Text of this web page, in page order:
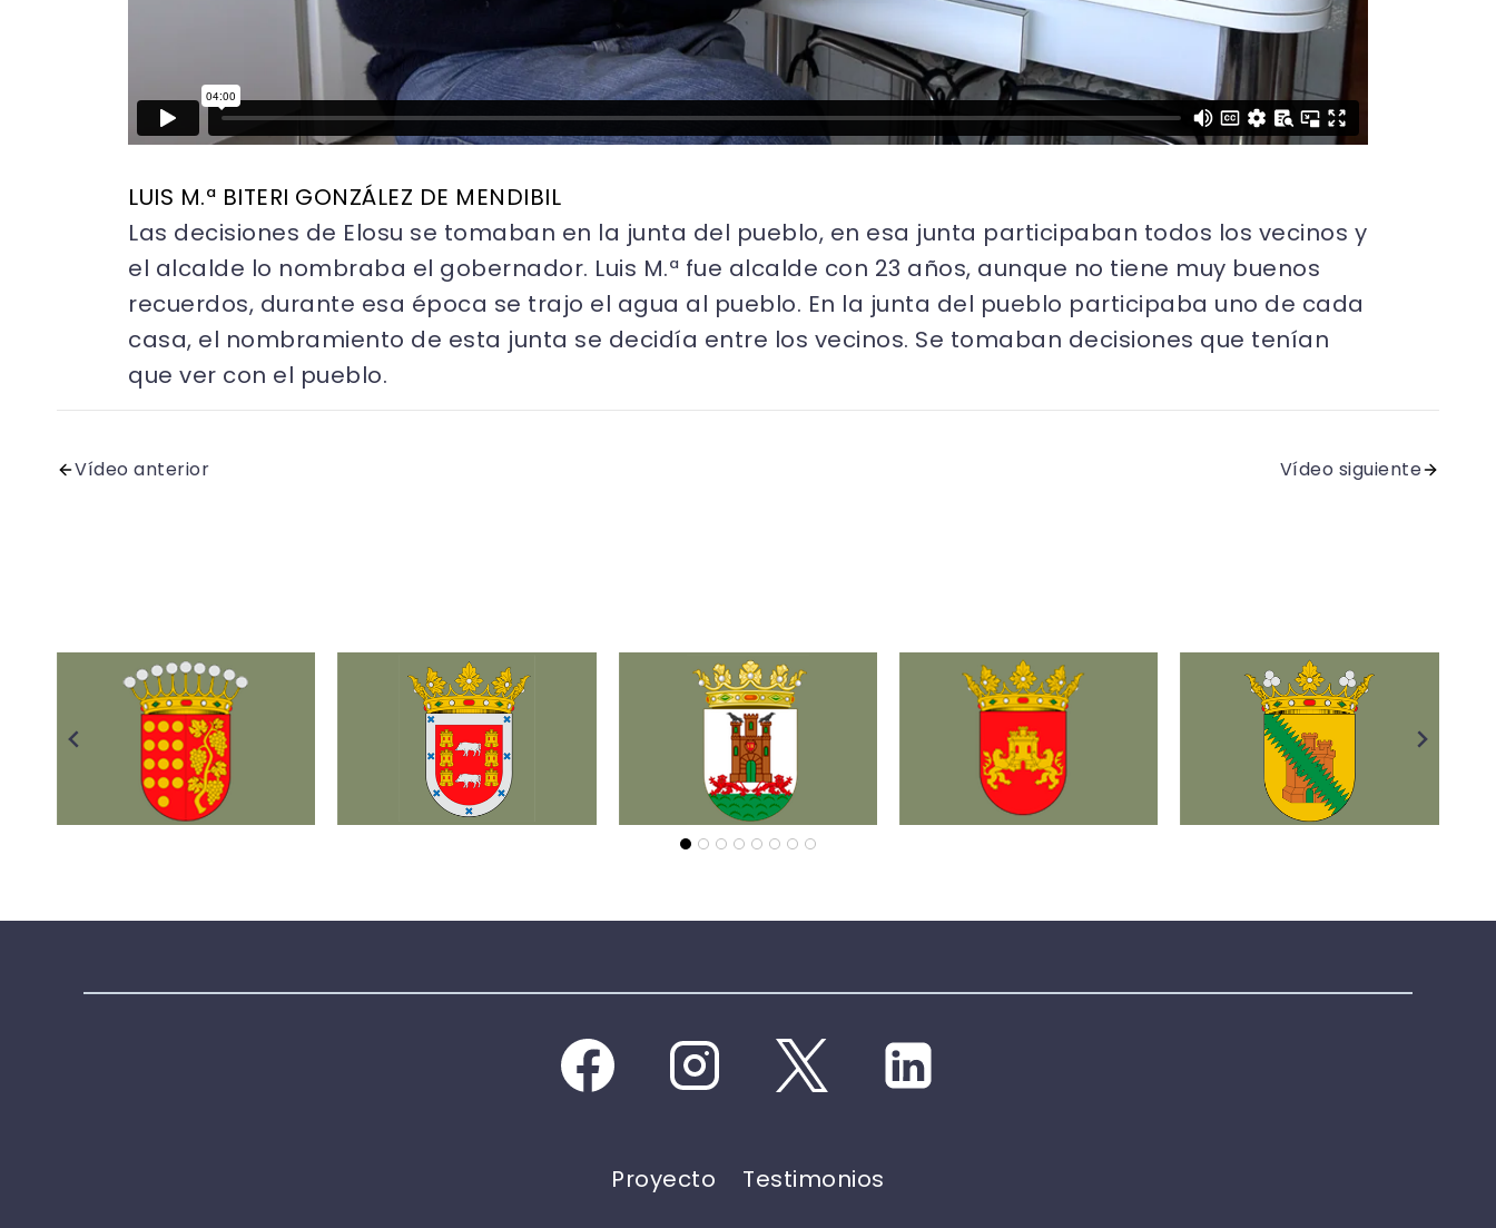
LUIS M.ª BITERI GONZÁLEZ DE MENDIBIL
Las decisiones de Elosu se tomaban en la junta del pueblo, en esa junta participaban todos los vecinos y
el alcalde lo nombraba el gobernador. Luis M.ª fue alcalde con 23 años, aunque no tiene muy buenos
recuerdos, durante esa época se trajo el agua al pueblo. En la junta del pueblo participaba uno de cada
casa, el nombramiento de esta junta se decidía entre los vecinos. Se tomaban decisiones que tenían
que ver con el pueblo.
Vídeo anterior Vídeo siguiente
Proyecto Testimonios